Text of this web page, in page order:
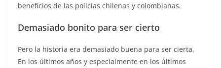
beneficios de las policías chilenas y colombianas.
Demasiado bonito para ser cierto
Pero la historia era demasiado buena para ser cierta.
En los últimos años y especialmente en los últimos